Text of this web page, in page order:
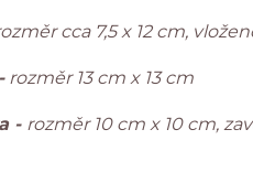
cca 7,5 x 12 cm,
rozměr 13 cm x 13 cm
- rozměr 10 cm x 10 cm,